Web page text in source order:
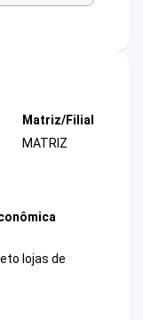
Matriz/Filial
MATRIZ
lojas de